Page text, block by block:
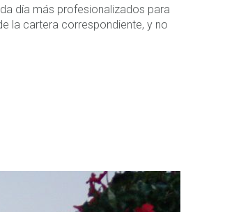
día más profesionalizados para
la cartera correspondiente, y no